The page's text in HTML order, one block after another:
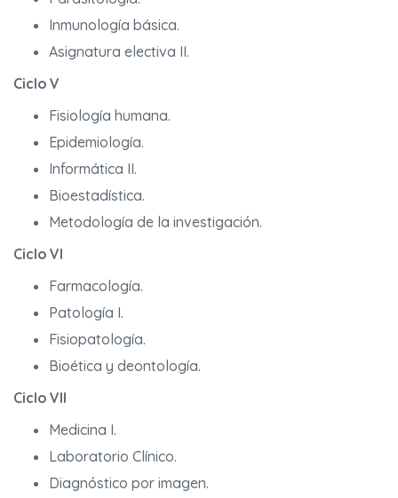
Inmunología básica.
Asignatura electiva II.
Ciclo V
Fisiología humana.
Epidemiología.
Informática II.
Bioestadística.
Metodología de la investigación.
Ciclo VI
Farmacología.
Patología I.
Fisiopatología.
Bioética y deontología.
Ciclo VII
Medicina I.
Laboratorio Clínico.
Diagnóstico por imagen.